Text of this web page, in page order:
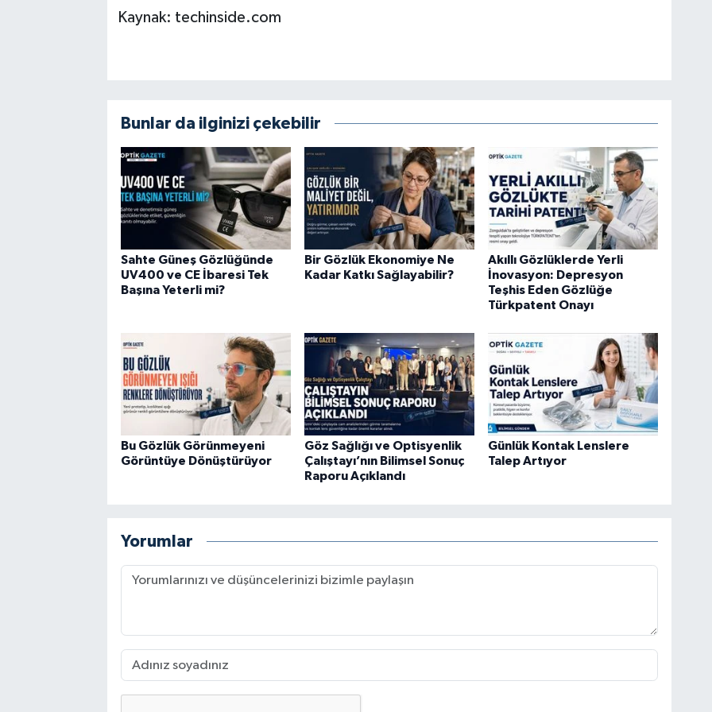
Kaynak: techinside.com
Bunlar da ilginizi çekebilir
Sahte Güneş Gözlüğünde
UV400 ve CE İbaresi Tek
Başına Yeterli mi?
Bir Gözlük Ekonomiye Ne
Kadar Katkı Sağlayabilir?
Akıllı Gözlüklerde Yerli
İnovasyon: Depresyon
Teşhis Eden Gözlüğe
Türkpatent Onayı
Bu Gözlük Görünmeyeni
Görüntüye Dönüştürüyor
Göz Sağlığı ve Optisyenlik
Çalıştayı’nın Bilimsel Sonuç
Raporu Açıklandı
Günlük Kontak Lenslere
Talep Artıyor
Yorumlar